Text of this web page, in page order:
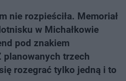
nie rozpieściła. Memoriał
w Michałkowie
pod znakiem
planowanych trzech
rozegrać tylko jedną i to